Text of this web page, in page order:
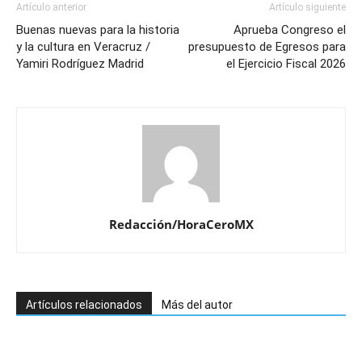
Artículo anterior
Buenas nuevas para la historia
y la cultura en Veracruz /
Yamiri Rodríguez Madrid
Artículo siguiente
Aprueba Congreso el
presupuesto de Egresos para
el Ejercicio Fiscal 2026
Redacción/HoraCeroMX
Artículos relacionados Más del autor